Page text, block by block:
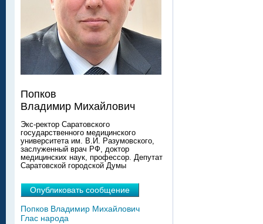
Попков
Владимир Михайлович
Экс-ректор Саратовского
государственного медицинского
университета им. В.И. Разумовского,
заслуженный врач РФ, доктор
медицинских наук, профессор. Депутат
Саратовской городской Думы
Опубликовать сообщение
Попков Владимир Михайлович
Глас народа